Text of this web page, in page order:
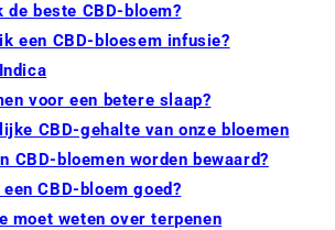
de beste CBD-bloem?
een CBD-bloesem infusie?
voor een betere slaap?
CBD-gehalte van onze bloemen
CBD-bloemen worden bewaard?
CBD-bloem goed?
moet weten over terpenen